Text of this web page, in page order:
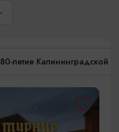
80-летие Калининградской